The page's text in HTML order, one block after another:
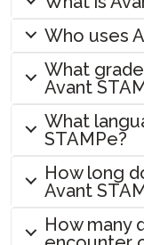
글쓰기 입력
글쓰기 입력
ChromeOS –
Mac 컴퓨터 –
Windows 10
STAMP WS
STAMPe 시
PLACE 시작
프로필 가이드
STAMP 프로
STAMPe 프로
STAMP
감독 가이드
STAMP WS
SHL 감독 가
보고서 작성
STAMP 보고
STAMPe 보
자기 평가 가
PLACE 자기
STAMP 수기
스케일드 점수
STAMPe 스
STAMP WS
STAMPe 시
STAMP 프로
STAMP 히브
STAMP 라틴
PLACE 응시
STAMP 4S 부
STAMP WS
STAMP ASL
STAMP 라틴
STAMP CEFR
벤치마크 & 루
STAMP,
STAMP for
PLACE
SHL
APT
STAMP CEFR
제안된 배치 레
SHL 제안 배치
교사 파워 업
테스트 응시자
AvantProctor
코디네이터 가
코디네이터 기
시험 응시자
ADVANCE
Avant
Avant
자주 묻는 질문
STAMP 자주
Who uses
What
Avant
What
STAMPe?
How long
Avant
How many